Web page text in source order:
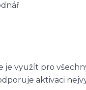
je využít pro
aktivaci